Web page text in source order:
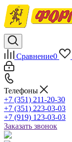
Сравнение0
Телефоны
+7 (351) 211-20-30
+7 (351) 223-03-03
+7 (919) 123-03-03
Заказать звонок